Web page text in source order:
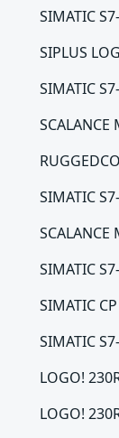
SIMATIC
SIPLUS
SIMATIC
SIMATIC
SIMATIC
SIMATIC
SIMATIC
LOGO!
LOGO!